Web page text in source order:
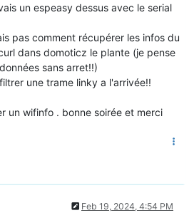
un espeasy dessus avec le serial
pas comment récupérer les infos du
dans domoticz le plante (je pense
sans arret!!)
une trame linky a l'arrivée!!
un wifinfo . bonne soirée et merci
Feb 19, 2024, 4:54 PM